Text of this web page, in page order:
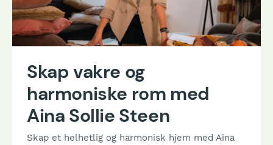
Skap vakre og
harmoniske rom med
Aina Sollie Steen
Skap et helhetlig og harmonisk hjem med Aina